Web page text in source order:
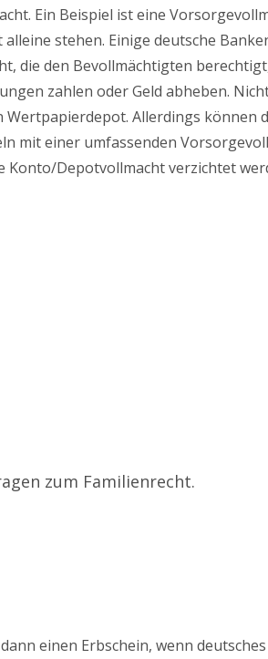
Ein Beispiel ist eine
stehen. Einige deutsche
die den Bevollmächtigten
zahlen oder Geld abheben.
Allerdings können
mit einer umfassenden
Konto/Depotvollmacht verzichtet
zum Familienrecht.
einen Erbschein, wenn